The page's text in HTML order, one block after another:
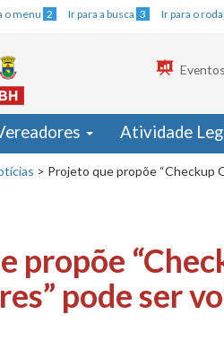
o menu 2 Ir para a busca 3 Ir para o
Eventos
Atividade
> Projeto que propõe “Checkup
propõe
pode ser